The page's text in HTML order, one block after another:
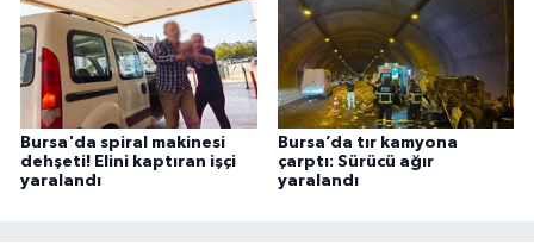
Bursa'da spiral makinesi
dehşeti! Elini kaptıran işçi
yaralandı
Bursa’da tır kamyona
çarptı: Sürücü ağır
yaralandı